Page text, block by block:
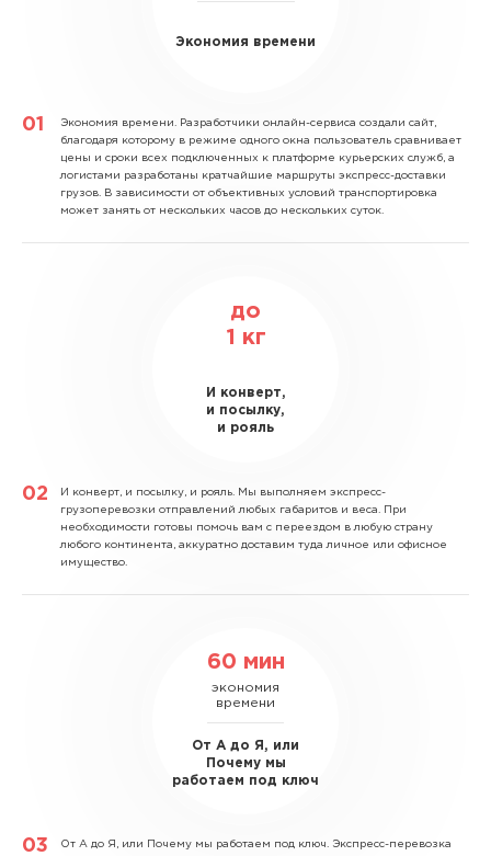
Экономия времени
Экономия времени. Разработчики онлайн-сервиса создали сайт,
благодаря которому в режиме одного окна пользователь сравнивает
цены и сроки всех подключенных к платформе курьерских служб, а
логистами разработаны кратчайшие маршруты экспресс-доставки
грузов. В зависимости от объективных условий транспортировка
может занять от нескольких часов до нескольких суток.
до
1
кг
И конверт,
и посылку,
и рояль
И конверт, и посылку, и рояль. Мы выполняем экспресс-
грузоперевозки отправлений любых габаритов и веса. При
необходимости готовы помочь вам с переездом в любую страну
любого континента, аккуратно доставим туда личное или офисное
имущество.
60 мин
экономия
времени
От А до Я, или
Почему мы
работаем под ключ
От А до Я, или Почему мы работаем под ключ. Экспресс-перевозка